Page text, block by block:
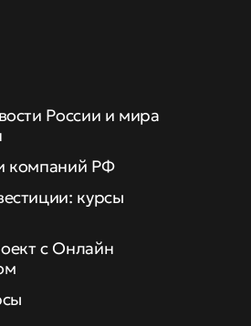
России и мира
компаний РФ
курсы
с Онлайн